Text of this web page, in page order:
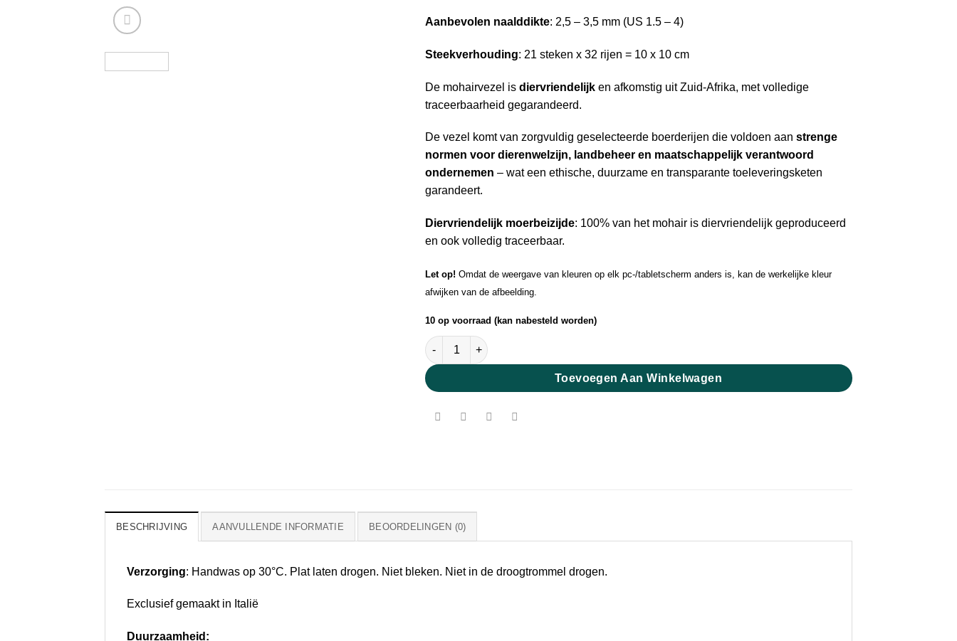
Aanbevolen naalddikte: 2,5 – 3,5 mm (US 1.5 – 4)
Steekverhouding: 21 steken x 32 rijen = 10 x 10 cm
De mohairvezel is diervriendelijk en afkomstig uit Zuid-Afrika, met volledige
traceerbaarheid gegarandeerd.
De vezel komt van zorgvuldig geselecteerde boerderijen die voldoen aan strenge
normen voor dierenwelzijn, landbeheer en maatschappelijk verantwoord
ondernemen – wat een ethische, duurzame en transparante toeleveringsketen
garandeert.
Diervriendelijk moerbeizijde: 100% van het mohair is diervriendelijk geproduceerd
en ook volledig traceerbaar.
Let op! Omdat de weergave van kleuren op elk pc-/tabletscherm anders is, kan de werkelijke kleur
afwijken van de afbeelding.
10 op voorraad (kan nabesteld worden)
Pearl Mohair Dusty Blue aantal
Toevoegen Aan Winkelwagen
BESCHRIJVING AANVULLENDE INFORMATIE BEOORDELINGEN (0)
Verzorging: Handwas op 30°C. Plat laten drogen. Niet bleken. Niet in de droogtrommel drogen.
Exclusief gemaakt in Italië
Duurzaamheid: